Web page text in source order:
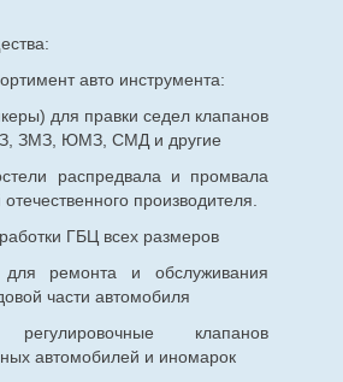
авто инструмента:
для правки седел клапанов
ЗМЗ, ЮМЗ, СМД и другие
распредвала и промвала
производителя.
ГБЦ всех размеров
ремонта и обслуживания
части автомобиля
клапанов
автомобилей и иномарок